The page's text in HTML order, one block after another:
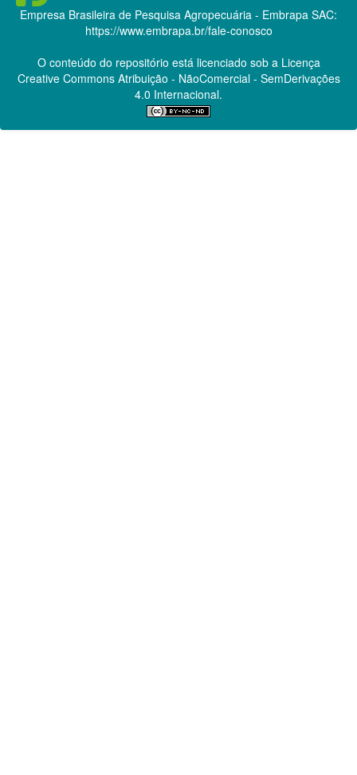
Empresa Brasileira de Pesquisa Agropecuária - Embrapa SAC:
https://www.embrapa.br/fale-conosco
O conteúdo do repositório está licenciado sob a Licença
Creative CommonsAtribuição - NãoComercial - SemDerivações
4.0 Internacional.